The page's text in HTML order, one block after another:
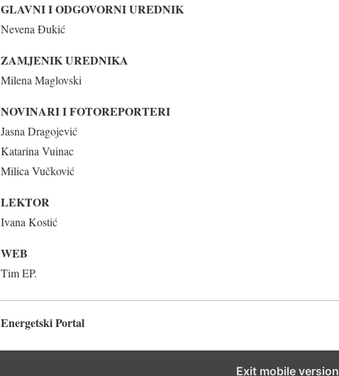
GLAVNI I ODGOVORNI UREDNIK
Nevena Đukić
ZAMJENIK UREDNIKA
Milena Maglovski
NOVINARI I FOTOREPORTERI
Jasna Dragojević
Katarina Vuinac
Milica Vučković
LEKTOR
Ivana Kostić
WEB
Tim EP.
Energetski Portal
Exit mobile version